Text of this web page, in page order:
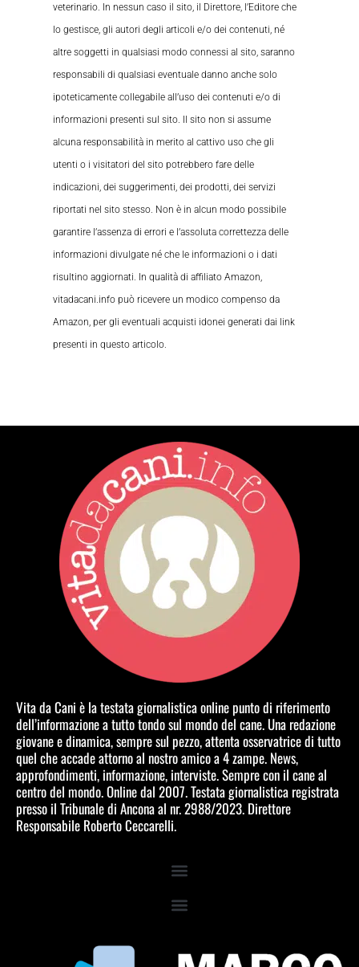
veterinario. In nessun caso il sito, il Direttore, l’Editore che
lo gestisce, gli autori degli articoli e/o dei contenuti, né
altre soggetti in qualsiasi modo connessi al sito, saranno
responsabili di qualsiasi eventuale danno anche solo
ipoteticamente collegabile all’uso dei contenuti e/o di
informazioni presenti sul sito. Il sito non si assume
alcuna responsabilità in merito al cattivo uso che gli
utenti o i visitatori del sito potrebbero fare delle
indicazioni, dei suggerimenti, dei prodotti, dei servizi
riportati nel sito stesso. Non è in alcun modo possibile
garantire l’assenza di errori e l’assoluta correttezza delle
informazioni divulgate né che le informazioni o i dati
risultino aggiornati. In qualità di affiliato Amazon,
vitadacani.info può ricevere un modico compenso da
Amazon, per gli eventuali acquisti idonei generati dai link
presenti in questo articolo.
Vita da Cani è la testata giornalistica online punto di riferimento
dell’informazione a tutto tondo sul mondo del cane. Una redazione
giovane e dinamica, sempre sul pezzo, attenta osservatrice di tutto
quel che accade attorno al nostro amico a 4 zampe. News,
approfondimenti, informazione, interviste. Sempre con il cane al
centro del mondo. Online dal 2007. Testata giornalistica registrata
presso il Tribunale di Ancona al nr. 2988/2023. Direttore
Responsabile Roberto Ceccarelli.